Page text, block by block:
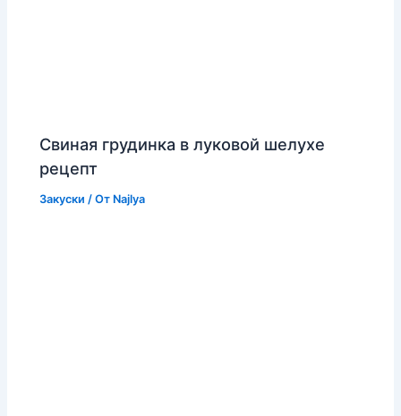
Свиная грудинка в луковой шелухе
рецепт
Закуски / От Najlya